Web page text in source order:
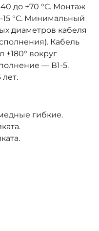
до +70 °C. Монтаж
°C. Минимальный
диаметров кабеля
Кабель
±180° вокруг
— В1-5.
гибкие.